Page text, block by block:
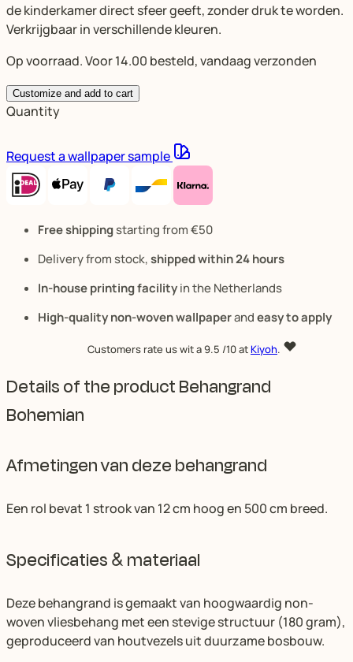
de kinderkamer direct sfeer geeft, zonder druk te worden.
Verkrijgbaar in verschillende kleuren.
Op voorraad. Voor 14.00 besteld, vandaag verzonden
Customize and add to cart
Quantity
Request a wallpaper sample
Free shippingstarting from €50
Delivery from stock, shipped within 24 hours
In-house printing facilityin the Netherlands
High-quality non-woven wallpaperandeasy to apply
Customers rate us wit a9.5 /10 atKiyoh.
Details of the product Behangrand
Bohemian
Afmetingen van deze behangrand
Een rol bevat 1 strook van 12 cm hoog en 500 cm breed.
Specificaties & materiaal
Deze behangrand is gemaakt van hoogwaardig non-
woven vliesbehang met een stevige structuur (180 gram),
geproduceerd van houtvezels uit duurzame bosbouw.